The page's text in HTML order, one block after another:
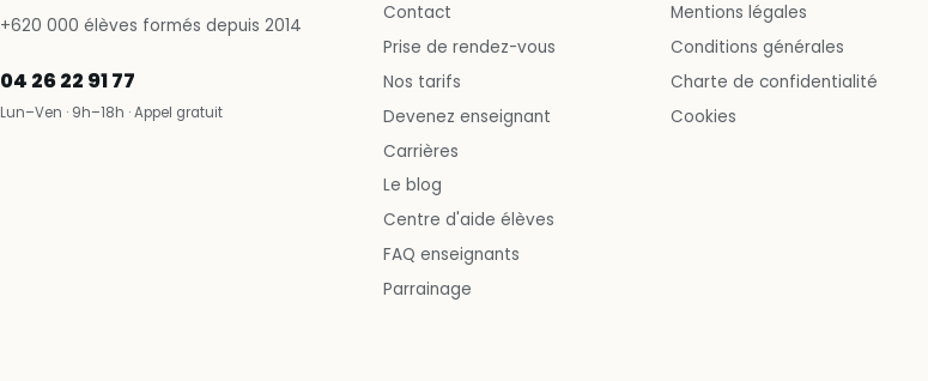
+620 000 élèves formés depuis 2014
04 26 22 91 77
Lun–Ven · 9h–18h · Appel gratuit
Contact
Prise de rendez-vous
Nos tarifs
Devenez enseignant
Carrières
Le blog
Centre d'aide élèves
FAQ enseignants
Parrainage
Mentions légales
Conditions générales
Charte de confidentialité
Cookies